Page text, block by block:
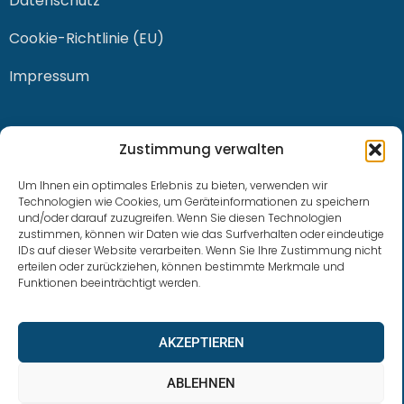
Zustimmung verwalten
Um Ihnen ein optimales Erlebnis zu bieten, verwenden wir
Technologien wie Cookies, um Geräteinformationen zu speichern
und/oder darauf zuzugreifen. Wenn Sie diesen Technologien
zustimmen, können wir Daten wie das Surfverhalten oder eindeutige
IDs auf dieser Website verarbeiten. Wenn Sie Ihre Zustimmung nicht
erteilen oder zurückziehen, können bestimmte Merkmale und
Funktionen beeinträchtigt werden.
AKZEPTIEREN
ABLEHNEN
Cookie-Richtlinie (EU)
Impressum
0228 / 915 614 81
klaus.buhl@libra-invest.de